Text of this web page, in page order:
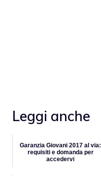
Leggi anche
Garanzia Giovani 2017 al via:
requisiti e domanda per
accedervi